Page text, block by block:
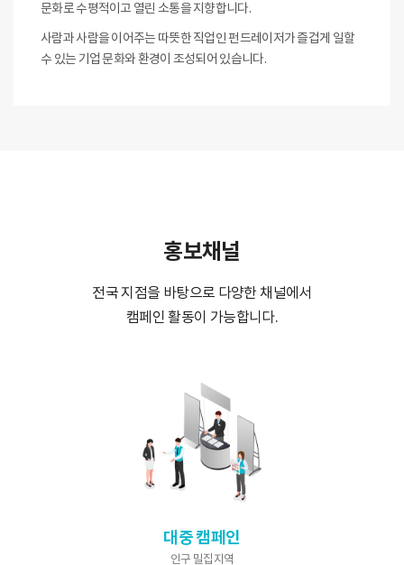
문화로 수평적이고 열린 소통을 지향합니다.
사람과 사람을 이어주는 따뜻한 직업인 펀드레이저가 즐겁게 일할
수 있는 기업 문화와 환경이 조성되어 있습니다.
홍보채널
전국 지점을 바탕으로 다양한 채널에서
캠페인 활동이 가능합니다.
대중 캠페인
인구 밀집지역